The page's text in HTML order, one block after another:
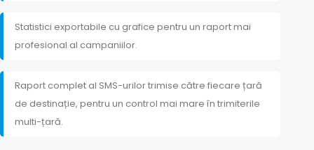
Statistici exportabile cu grafice pentru un raport mai
profesional al campaniilor.
Raport complet al SMS-urilor trimise către fiecare țară
de destinație, pentru un control mai mare în trimiterile
multi-țară.